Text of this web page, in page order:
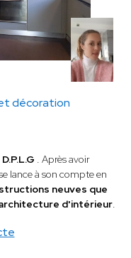
décoration
. Après avoir
lance à son compte en
neuves que
d'intérieur.